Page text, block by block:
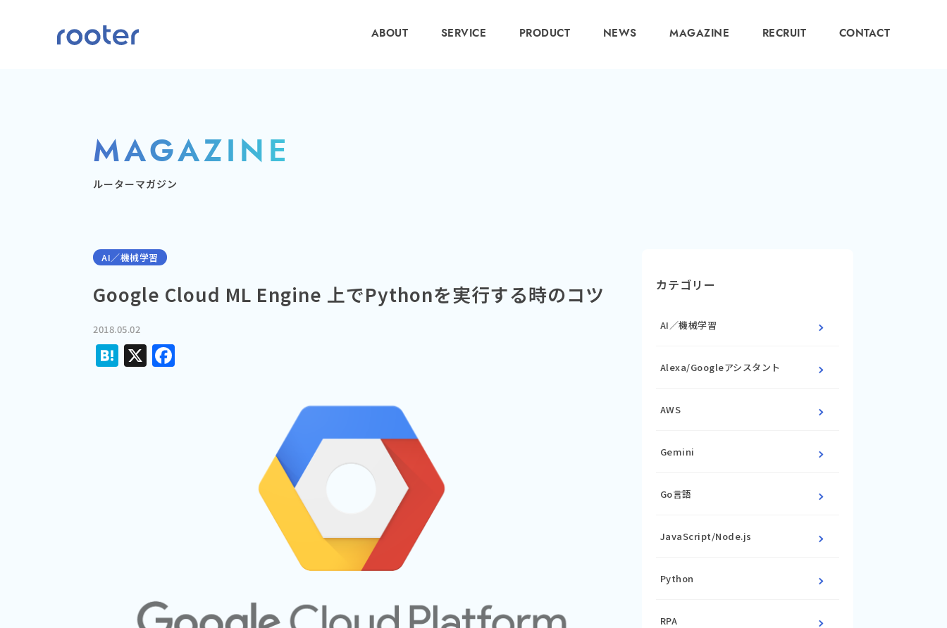
ABOUT SERVICE PRODUCT NEWS MAGAZINE RECRUIT CONTACT
MAGAZINE
ルーターマガジン
AI／機械学習
Google Cloud ML Engine 上でPythonを実行する時のコツ
2018.05.02
Hatena
X
カテゴリー
AI／機械学習
Alexa/Googleアシスタント
AWS
Gemini
Go言語
JavaScript/Node.js
Python
RPA